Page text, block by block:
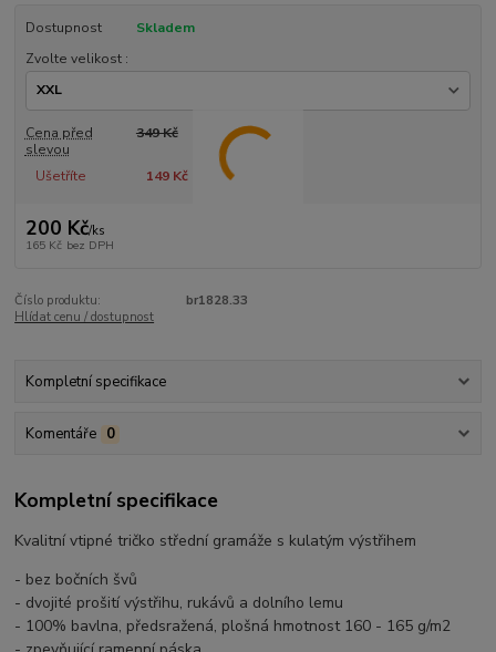
Dostupnost
Skladem
Zvolte velikost :
Cena před
slevou
349 Kč
Ušetříte 149 Kč
200 Kč/ks
165 Kč bez DPH
Číslo produktu:
br1828.33
Hlídat cenu / dostupnost
Kompletní specifikace
Komentáře 0
Kompletní specifikace
Kvalitní vtipné tričko střední gramáže s kulatým výstřihem
- bez bočních švů
- dvojité prošití výstřihu, rukávů a dolního lemu
- 100% bavlna, předsražená, plošná hmotnost 160 - 165 g/m2